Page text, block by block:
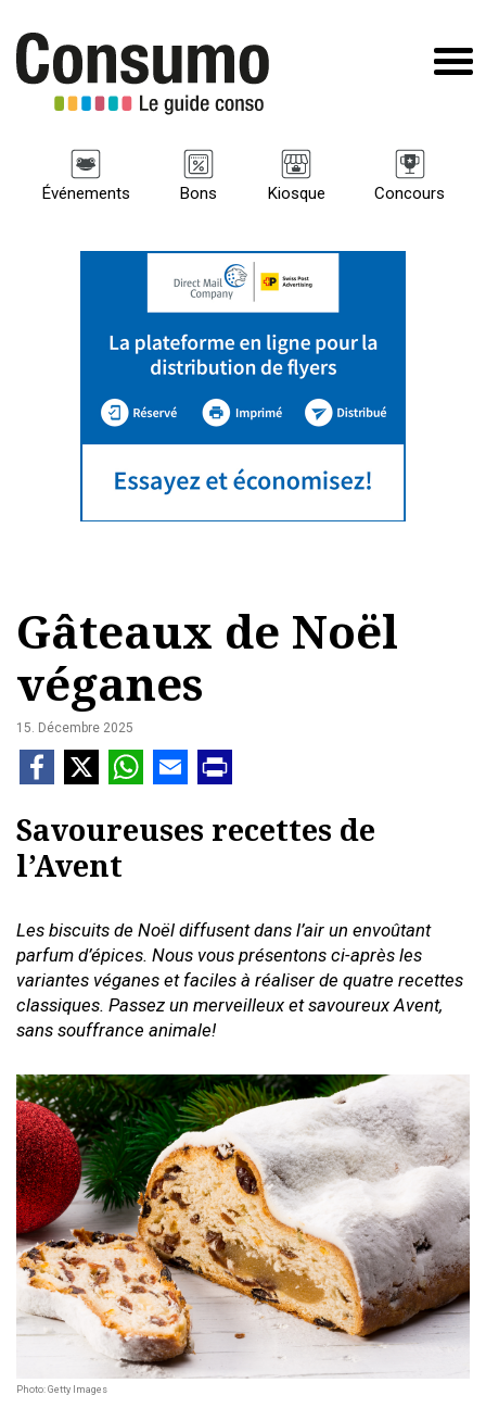
Événements Bons Kiosque Concours
Gâteaux de Noël
véganes
15. Décembre 2025
Savoureuses recettes de
l’Avent
Les biscuits de Noël diffusent dans l’air un envoûtant
parfum d’épices. Nous vous présentons ci-après les
variantes véganes et faciles à réaliser de quatre recettes
classiques. Passez un merveilleux et savoureux Avent,
sans souffrance animale!
Photo: Getty Images